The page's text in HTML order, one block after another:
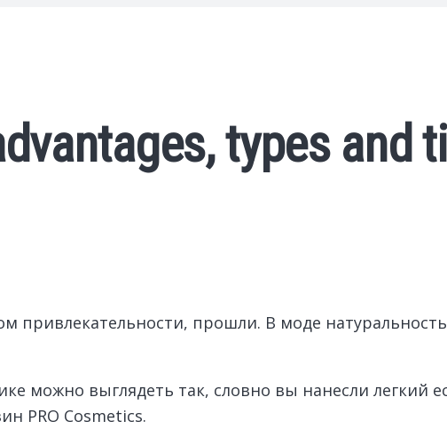
types and
привлекательности, прошли. В моде
можно выглядеть так, словно вы нанесли легкий
PRO Cosmetics.